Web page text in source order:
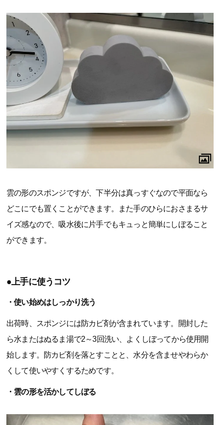
雲の形のスポンジですが、下半分は真っすぐなので平面なら
どこにでも置くことができます。また手のひらにおさまるサ
イズ感なので、吸水後に片手でもキュっと簡単にしぼること
ができます。
●上手に使うコツ
・使い始めはしっかり洗う
出荷時、スポンジには防カビ剤が含まれています。開封した
ら水またはぬるま湯で2～3回洗い、よくしぼってから使用開
始します。防カビ剤を落とすことと、水分を含ませやわらか
くして使いやすくするためです。
・雲の形を活かしてしぼる